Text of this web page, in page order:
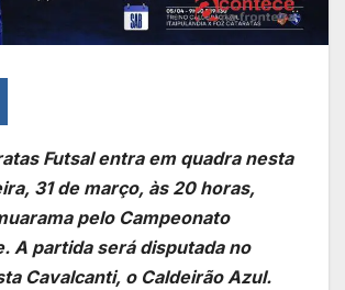
Futsal entra em quadra nesta
31 de março, às 20 horas,
pelo Campeonato
A partida será disputada no
Cavalcanti, o Caldeirão Azul.